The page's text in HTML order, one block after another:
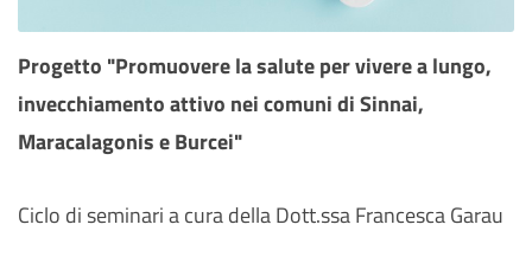
Progetto "Promuovere la salute per vivere a lungo,
invecchiamento attivo nei comuni di Sinnai,
Maracalagonis e Burcei"
Ciclo di seminari a cura della Dott.ssa Francesca Garau